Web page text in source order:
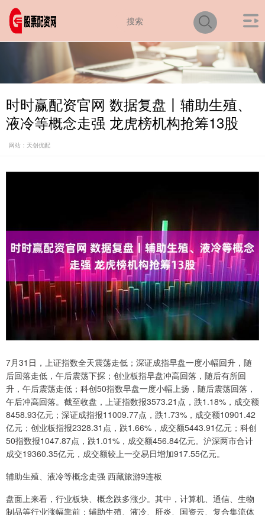
时时赢配资官网 数据复盘丨辅助生殖、
液冷等概念走强 龙虎榜机构抢筹13股
网站：天创优配
7月31日，上证指数全天震荡走低；深证成指早盘一度小幅回升，随
后回落走低，午后震荡下探；创业板指早盘冲高回落，随后有所回
升，午后震荡走低；科创50指数早盘一度小幅上扬，随后震荡回落，
午后冲高回落。截至收盘，上证指数报3573.21点，跌1.18%，成交额
8458.93亿元；深证成指报11009.77点，跌1.73%，成交额10901.42
亿元；创业板指报2328.31点，跌1.66%，成交额5443.91亿元；科创
50指数报1047.87点，跌1.01%，成交额456.84亿元。沪深两市合计
成交19360.35亿元，成交额较上一交易日增加917.55亿元。
辅助生殖、液冷等概念走强 西藏旅游9连板
盘面上来看，行业板块、概念跌多涨少。其中，计算机、通信、生物
制品等行业涨幅靠前；辅助生殖、液冷、肝炎、国资云、复合集流体